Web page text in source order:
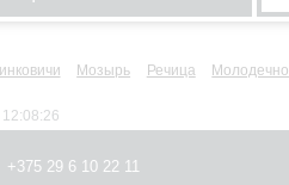
Мозырь Речица Молодечно
+375 29 6 10 22 11